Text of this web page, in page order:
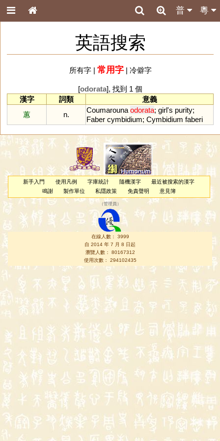
粵
普
英語搜索
所有字| 常用字| 冷僻字
[odorata], 找到 1 個
漢字
詞類
意義
蕙
n.
Coumarouna odorata; girl's purity;
Faber cymbidium; Cymbidium faberi
新手入門 使用凡例 字庫統計 隨機漢字
最近被搜索的漢字
鳴謝
製作單位 私隱政策 免責聲明 意見簿
（管理員 ）
在線人數： 3999
自 2014 年 7 月 8 日起
瀏覽人數： 80167312
使用次數： 294102435